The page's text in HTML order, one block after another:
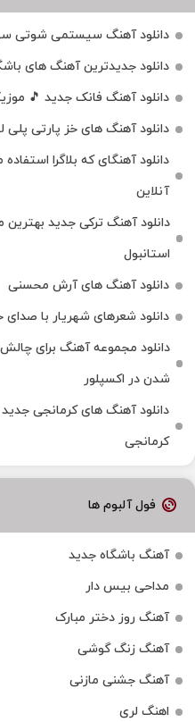
دانلود آهنگ سیستمی شوتی
دانلود جدیدترین آهنگ‌ های
دانلود آهنگ فانک جدید 🎵
دانلود آهنگ های خز پارتی پلی
دانلود آهنگای که بلاگرا
آنلاین
دانلود آهنگ ترکی جدید بهترین
استانبول
دانلود آهنگ های آرش محسنی
دانلود شعرهای شهریار با
شدن در اکسپلور
دانلود آهنگ‌ های کرمانجی
کرمانجی
فول آلبوم ها
آهنگ باشگاه جدید
مداحی بیس دار
آهنگ روز دختر مبارک
آهنگ زنگ گوشی
آهنگ جشنی مازنی
اهنگ لری